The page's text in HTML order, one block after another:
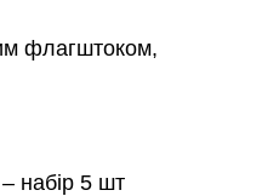
флагштоком,
набір 5 шт